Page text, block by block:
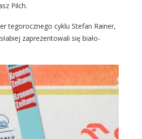
Pilch.
tegorocznego cyklu Stefan Rainer,
zaprezentowali się biało-